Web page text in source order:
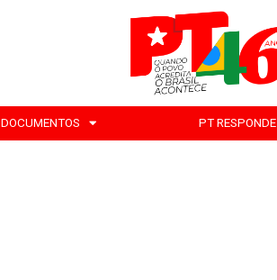
DOCUMENTOS PT RESPONDE